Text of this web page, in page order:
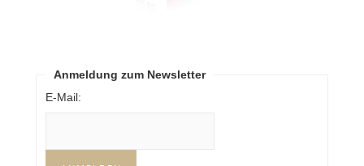
Anmeldung zum Newsletter
E-Mail: